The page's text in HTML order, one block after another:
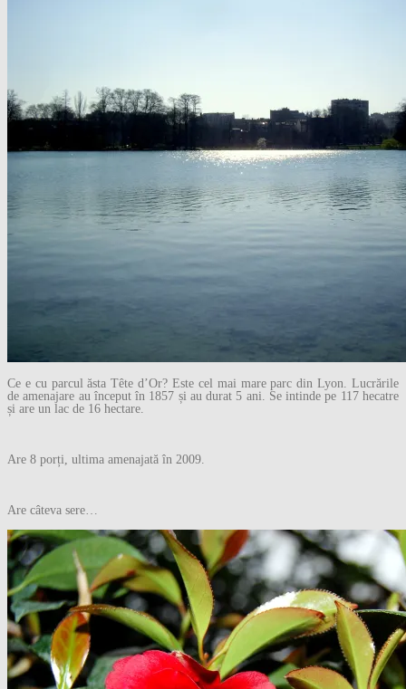
Ce e cu parcul ăsta Tête d’Or? Este cel mai mare parc din Lyon. Lucrările
de amenajare au început în 1857 și au durat 5 ani. Se intinde pe 117 hecatre
și are un lac de 16 hectare.
Are 8 porți, ultima amenajată în 2009.
Are câteva sere…